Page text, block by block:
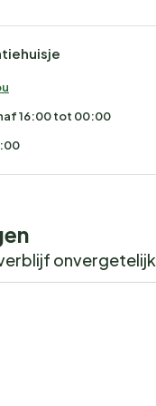
16:00 tot 00:00
onvergetelijk